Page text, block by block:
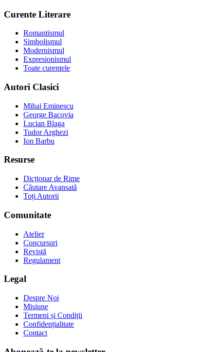
Curente Literare
Romantismul
Simbolismul
Modernismul
Expresionismul
Toate curentele
Autori Clasici
Mihai Eminescu
George Bacovia
Lucian Blaga
Tudor Arghezi
Ion Barbu
Resurse
Dicționar de Rime
Căutare Avansată
Toți Autorii
Comunitate
Atelier
Concursuri
Revistă
Regulament
Legal
Despre Noi
Misiune
Termeni și Condiții
Confidențialitate
Contact